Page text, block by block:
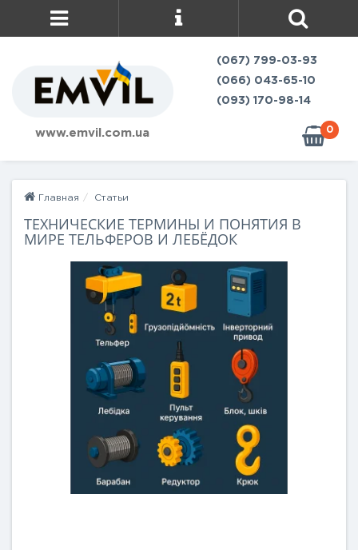
www.emvil.com.ua
(067) 799-03-93
(066) 043-65-10
(093) 170-98-14
0
Главная Статьи
ТЕХНИЧЕСКИЕ ТЕРМИНЫ И ПОНЯТИЯ В
МИРЕ ТЕЛЬФЕРОВ И ЛЕБЁДОК